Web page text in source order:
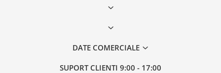
DATE COMERCIALE
SUPORT CLIENTI 9:00 - 17:00